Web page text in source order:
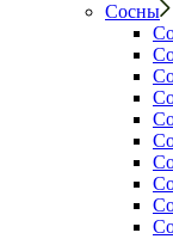
Сосны